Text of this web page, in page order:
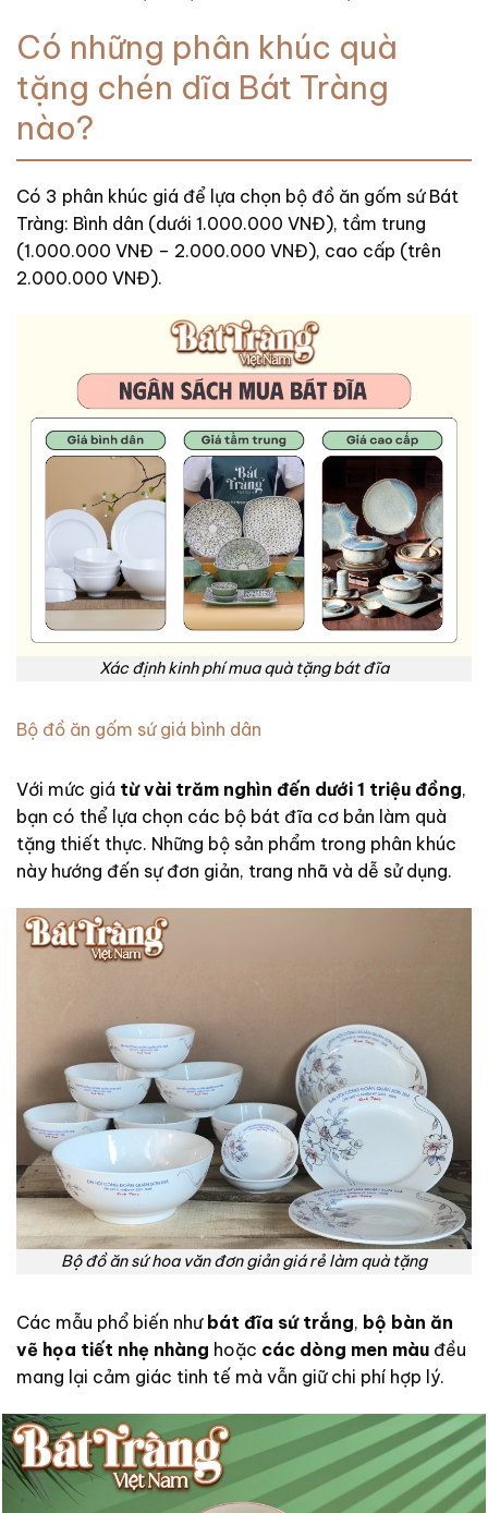
Có những phân khúc quà
tặng chén dĩa Bát Tràng
nào?
Có 3 phân khúc giá để lựa chọn bộ đồ ăn gốm sứ Bát
Tràng: Bình dân (dưới 1.000.000 VNĐ), tầm trung
(1.000.000 VNĐ – 2.000.000 VNĐ), cao cấp (trên
2.000.000 VNĐ).
Xác định kinh phí mua quà tặng bát đĩa
Bộ đồ ăn gốm sứ giá bình dân
Với mức giá từ vài trăm nghìn đến dưới 1 triệu đồng,
bạn có thể lựa chọn các bộ bát đĩa cơ bản làm quà
tặng thiết thực. Những bộ sản phẩm trong phân khúc
này hướng đến sự đơn giản, trang nhã và dễ sử dụng.
Bộ đồ ăn sứ hoa văn đơn giản giá rẻ làm quà tặng
Các mẫu phổ biến như bát đĩa sứ trắng, bộ bàn ăn
vẽ họa tiết nhẹ nhàng hoặc các dòng men màu đều
mang lại cảm giác tinh tế mà vẫn giữ chi phí hợp lý.